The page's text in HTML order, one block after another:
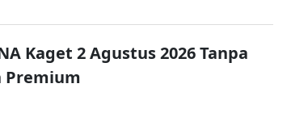
Kaget 2 Agustus 2026 Tanpa
Premium